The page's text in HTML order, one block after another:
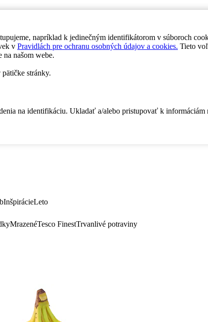
napríklad k jedinečným identifikátorom v súboroch
v Pravidlách pre ochranu osobných údajov a cookies. Tieto
na našom webe.
stránky.
na identifikáciu. Ukladať a/alebo pristupovať k informáciám
InšpirácieLeto
MrazenéTesco FinestTrvanlivé potraviny